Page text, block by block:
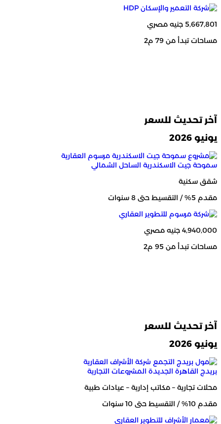
5,667,801 جنيه مصري
مساحات تبدأ من 79 م2
آخر تحديث للسعر
يونيو 2026
سموحة جيت الاسكندرية الساحل الشمالي
شقق سكنية
مقدم 5% / التقسيط حتى 8 سنوات
4,940,000 جنيه مصري
مساحات تبدأ من 95 م2
آخر تحديث للسعر
يونيو 2026
بريدج القاهرة الجديدة المشروعات التجارية
محلات تجارية – مكاتب إدارية – عيادات طبية
مقدم 10% / التقسيط حتى 10 سنوات